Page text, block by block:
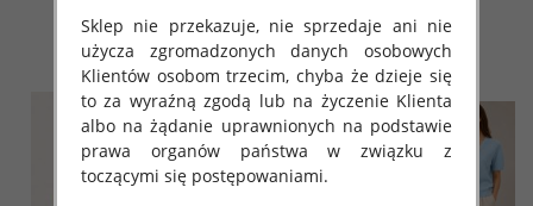
42.00 zł
szczegóły
39.00 zł
szczegóły
Sklep nie przekazuje, nie sprzedaje ani nie
użycza zgromadzonych danych osobowych
Klientów osobom trzecim, chyba że dzieje się
to za wyraźną zgodą lub na życzenie Klienta
albo na żądanie uprawnionych na podstawie
prawa organów państwa w związku z
toczącymi się postępowaniami.